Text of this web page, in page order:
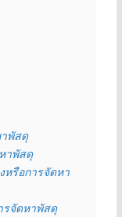
พัสดุ
าพัสดุ
หรือการจัดหา
รจัดหาพัสดุ